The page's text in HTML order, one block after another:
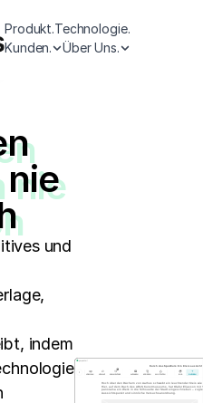
Produkt.Technologie.
Kunden.
Über Uns.
und
indem
Weitere Funktionen ansehen